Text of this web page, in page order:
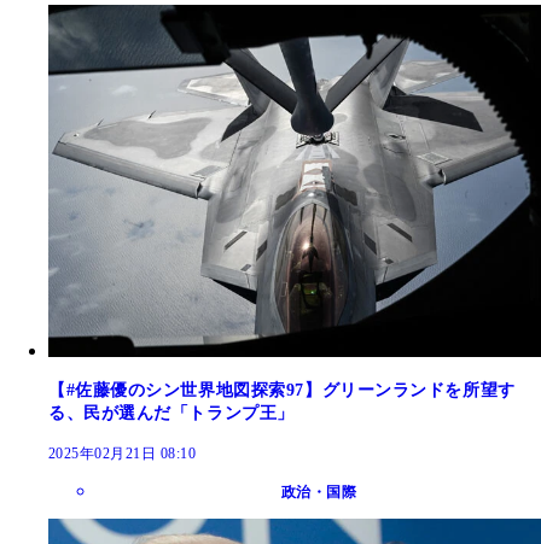
【#佐藤優のシン世界地図探索97】グリーンランドを所望す
る、民が選んだ「トランプ王」
2025年02月21日 08:10
政治・国際